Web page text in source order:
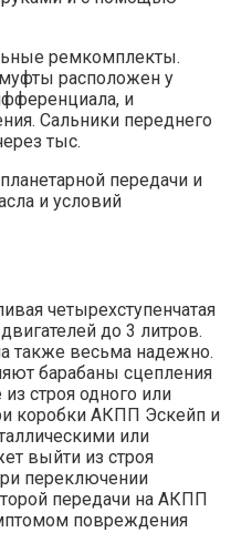
ремкомплекты.
расположен у
и
Сальники переднего
тыс.
передачи и
и условий
четырехступенчатая
до 3 литров.
также весьма надежно.
барабаны сцепления
строя одного или
коробки АКПП Эскейп и
или
выйти из строя
переключении
передачи на АКПП
повреждения